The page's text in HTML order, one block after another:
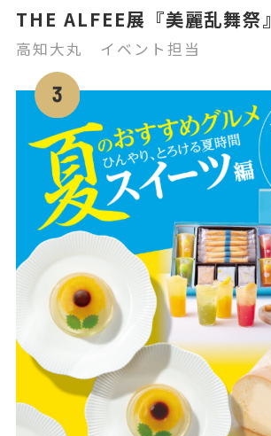
THE ALFEE展『美麗乱舞祭』
高知大丸 イベント担当